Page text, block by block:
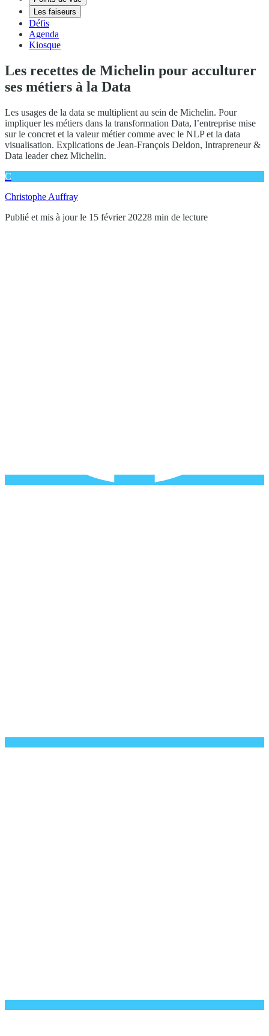
Les faiseurs
Défis
Agenda
Kiosque
Les recettes de Michelin pour acculturer
ses métiers à la Data
Les usages de la data se multiplient au sein de Michelin. Pour
impliquer les métiers dans la transformation Data, l’entreprise mise
sur le concret et la valeur métier comme avec le NLP et la data
visualisation. Explications de Jean-François Deldon, Intrapreneur &
Data leader chez Michelin.
C
Christophe Auffray
Publié et mis à jour le 15 février 20228 min de lecture